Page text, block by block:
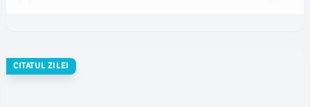
CITATUL ZILEI